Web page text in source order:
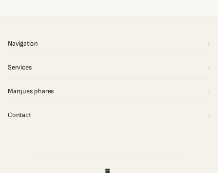
Navigation
Services
Marques phares
Contact